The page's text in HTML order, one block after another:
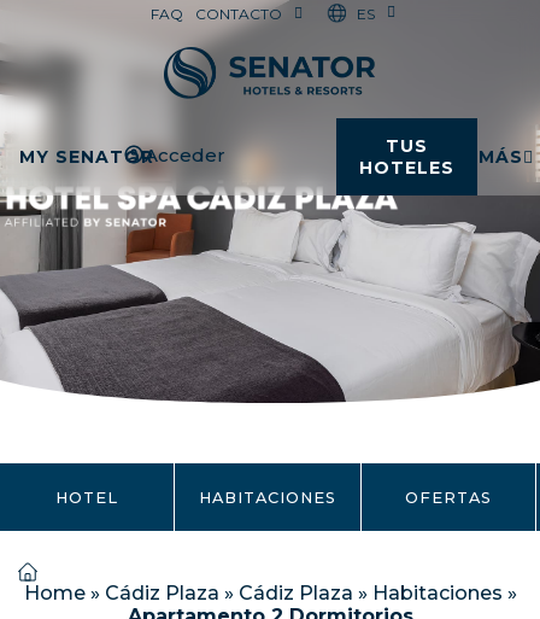
FAQ CONTACTO ES
MY SENATORAcceder
TUS
HOTELES
MÁS
HOTEL HABITACIONES OFERTAS
Home» Cádiz Plaza » Cádiz Plaza » Habitaciones »